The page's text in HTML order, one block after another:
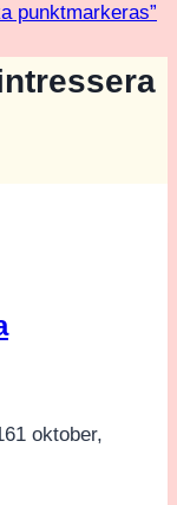
punktmarkeras”
1 oktober,